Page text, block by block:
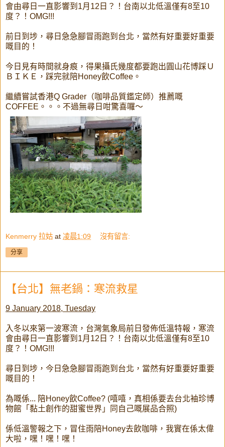
會由尋日一直影響到1月12日？！台南以北低溫僅有8至10
度？！OMG!!!
前日到埗，尋日急急腳冒雨跑到台北，當然有好重要好重要
嘅目的！
今日見有時間就身痕，得果攝氏幾度都要跑出圓山花博踩Ｕ
ＢＩＫＥ，踩完就陪Honey飲Coffee。
繼續嘗試香港Q Grader（咖啡品質鑑定師）推薦嘅
COFFEE。。。不過無尋日咁驚喜囉～
Kenmerry 拉姑 at 凌晨1:09 沒有留言:
分享
【台北】無老鍋：寒流救星
9 January 2018, Tuesday
入冬以來第一波寒流，台灣氣象局前日發佈低溫特報，寒流
會由尋日一直影響到1月12日？！台南以北低溫僅有8至10
度？！OMG!!!
尋日到埗，今日急急腳冒雨跑到台北，當然有好重要好重要
嘅目的！
為嘅係... 陪Honey飲Coffee? (嘻嘻，真相係要去台北袖珍博
物館「黏土創作的甜蜜世界」同自己嘅展品合照)
係低溫警報之下，冒住雨陪Honey去飲咖啡，我實在係太偉
大啦，嘿！嘿！嘿！